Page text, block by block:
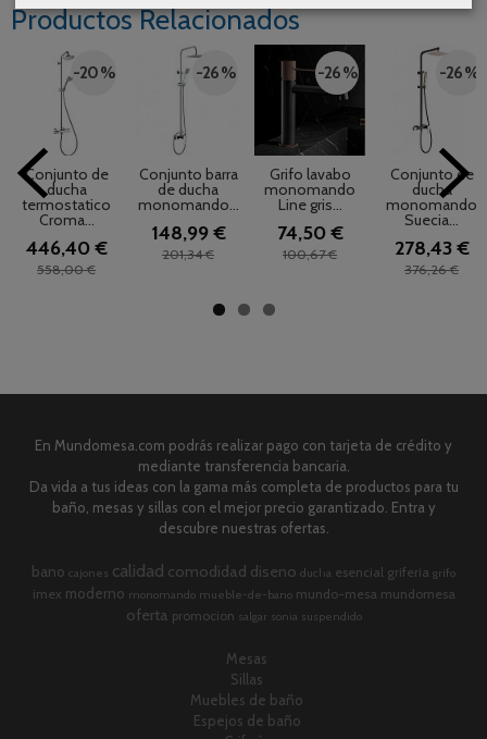
Productos Relacionados
-20 %
Conjunto de
ducha
termostatico
Croma...
446,40 €
558,00 €
-26 %
Conjunto barra
de ducha
monomando...
148,99 €
201,34 €
-26 %
Grifo lavabo
monomando
Line gris...
74,50 €
100,67 €
-26 %
Conjunto de
ducha
monomando
Suecia...
278,43 €
376,26 €
En Mundomesa.com podrás realizar pago con tarjeta de crédito y
mediante transferencia bancaria.
Da vida a tus ideas con la gama más completa de productos para tu
baño, mesas y sillas con el mejor precio garantizado. Entra y
descubre nuestras ofertas.
bano cajones calidad comodidad diseno ducha esencial griferia grifo
imex moderno monomando mueble-de-bano mundo-mesa mundomesa
oferta promocion salgar sonia suspendido
Mesas
Sillas
Muebles de baño
Espejos de baño